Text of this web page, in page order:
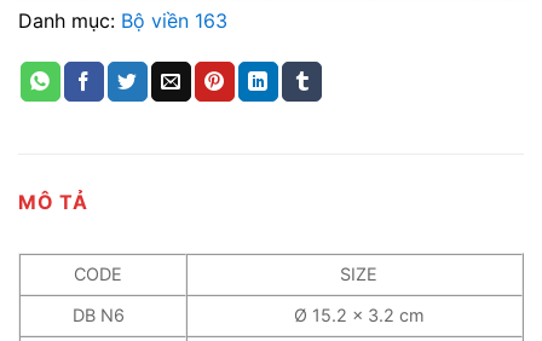
Danh mục: Bộ viền 163
MÔ TẢ
CODE
SIZE
DB N6
Ø 15.2 x 3.2 cm